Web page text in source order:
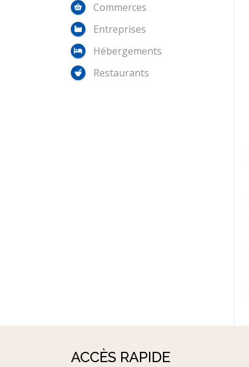
Commerces
Entreprises
Hébergements
Restaurants
ACCÈS RAPIDE